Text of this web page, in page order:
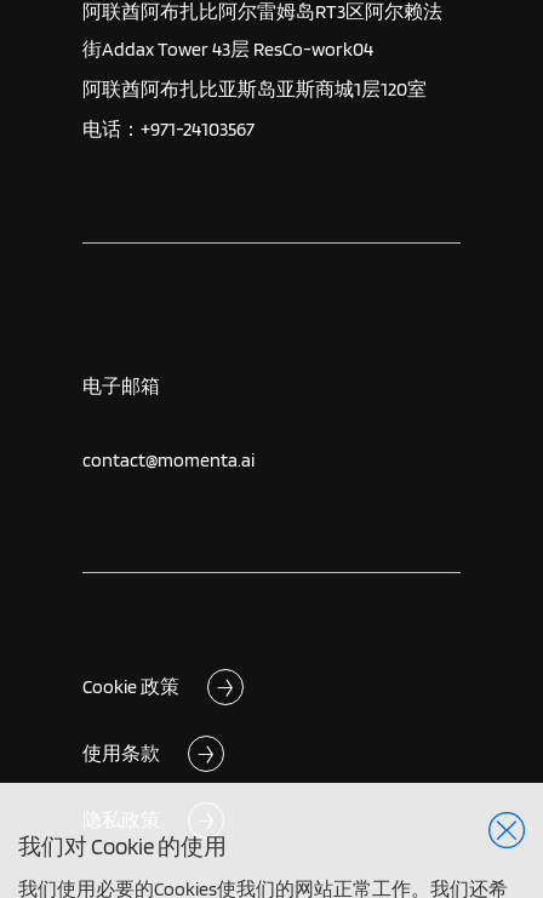
我们对 Cookie 的使用
我们使用必要的Cookies使我们的网站正常工作。我们还希
阿联酋阿布扎比阿尔雷姆岛RT3区阿尔赖法
街Addax Tower 43层 ResCo-work04
阿联酋阿布扎比亚斯岛亚斯商城1层120室
电话：+971-24103567
电子邮箱
contact@momenta.ai
Cookie 政策
使用条款
隐私政策